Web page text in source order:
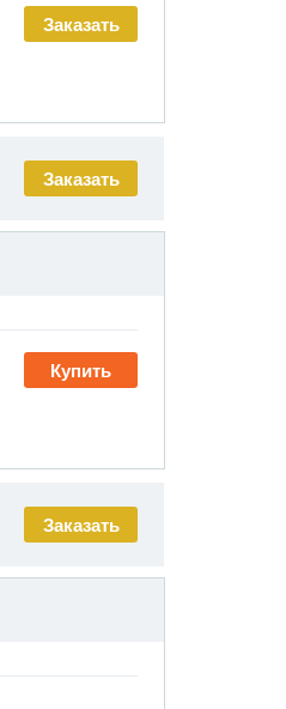
Заказать
Заказать
Купить
Заказать